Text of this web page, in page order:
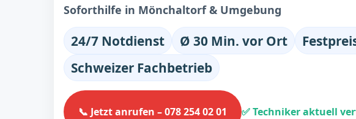
Soforthilfe in Mönchaltorf & Umgebung
24/7 Notdienst Ø 30 Min. vor Ort
Schweizer Fachbetrieb
📞 Jetzt anrufen – 078 254 02 01 ✅ Techniker aktuell